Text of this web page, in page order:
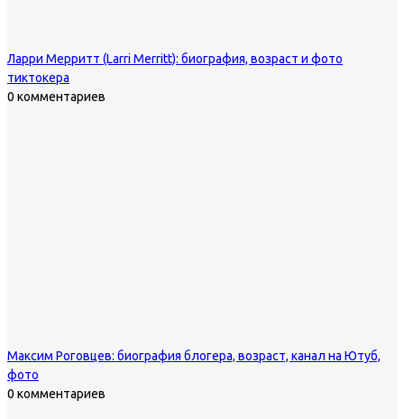
Ларри Мерритт (Larri Merritt): биография, возраст и фото
тиктокера
0 комментариев
Максим Роговцев: биография блогера, возраст, канал на Ютуб,
фото
0 комментариев